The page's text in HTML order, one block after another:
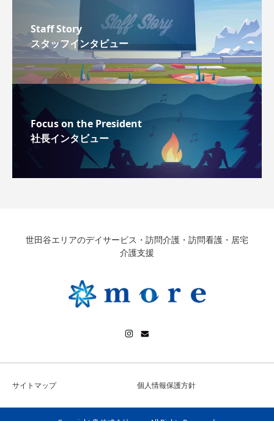
Staff Story
スタッフインタビュー
Focus on the President
社長インタビュー
世田谷エリアのデイサービス・訪問介護・訪問看護・居宅
介護支援
サイトマップ 個人情報保護方針